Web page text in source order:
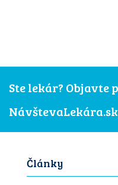
Ste lekár?
NávštevaLekára.sk
Články